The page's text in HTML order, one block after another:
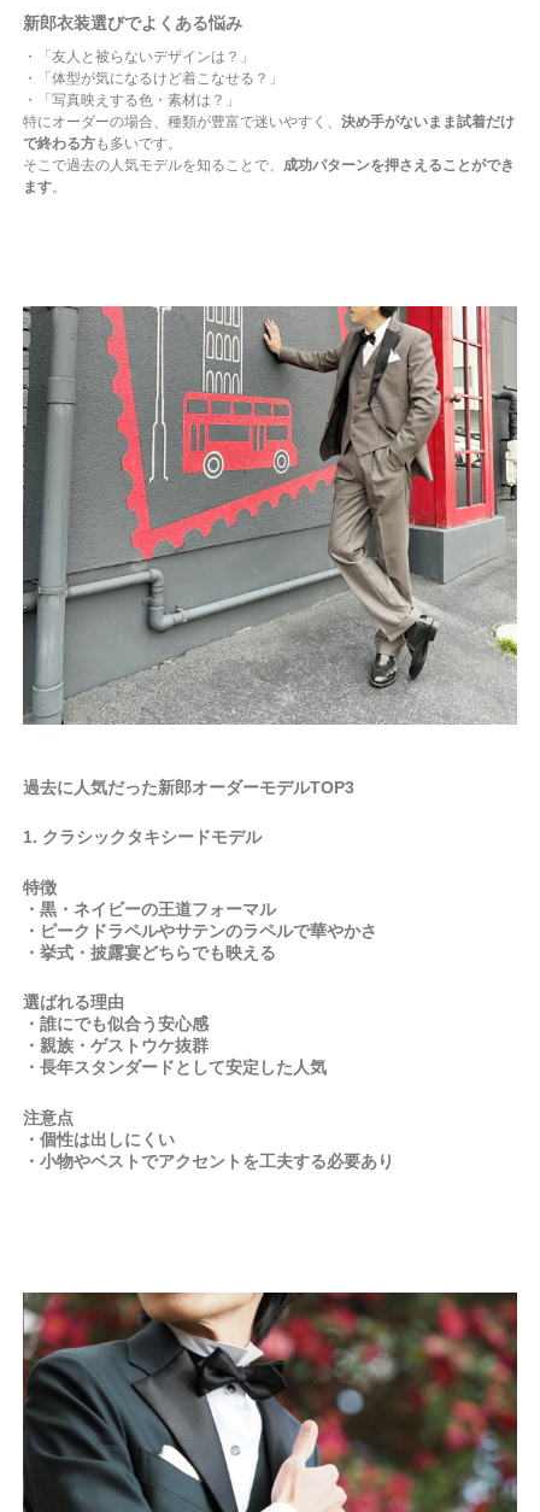
新郎衣装選びでよくある悩み
・「友人と被らないデザインは？」
・「体型が気になるけど着こなせる？」
・「写真映えする色・素材は？」
特にオーダーの場合、種類が豊富で迷いやすく、 決め手がないまま試着だけ
で終わる方も多いです。
そこで過去の人気モデルを知ることで、 成功パターンを押さえることができ
ます。
過去に人気だった新郎オーダーモデルTOP3
1. クラシックタキシードモデル
特徴
・黒・ネイビーの王道フォーマル
・ピークドラペルやサテンのラペルで華やかさ
・挙式・披露宴どちらでも映える
選ばれる理由
・誰にでも似合う安心感
・親族・ゲストウケ抜群
・長年スタンダードとして安定した人気
注意点
・個性は出しにくい
・小物やベストでアクセントを工夫する必要あり